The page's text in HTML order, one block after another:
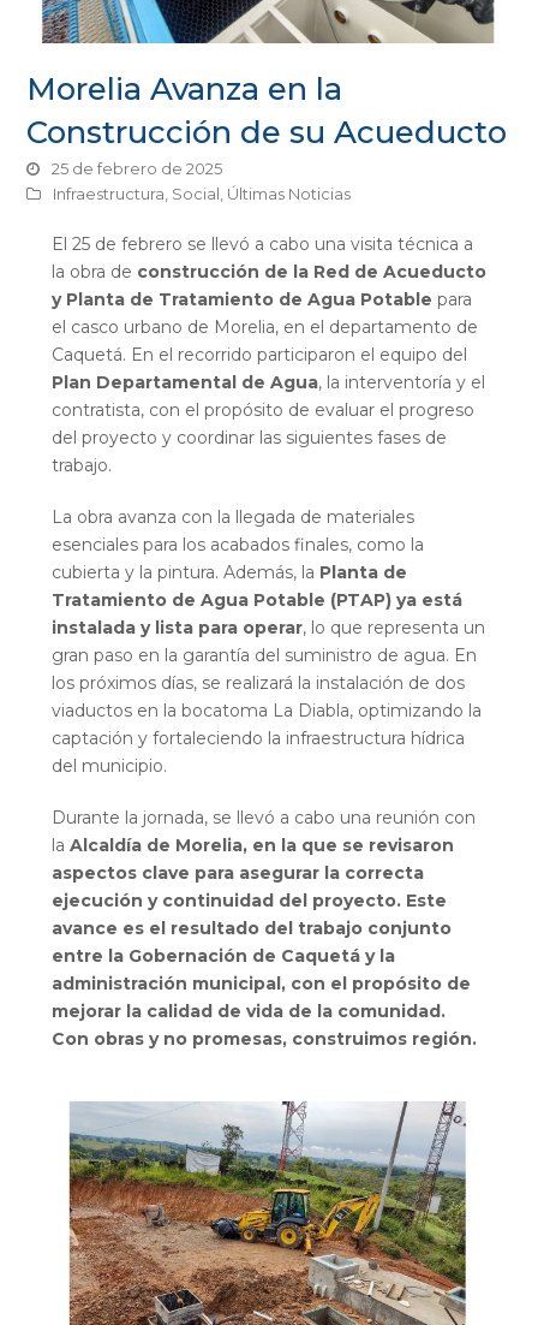
Morelia Avanza en la
Construcción de su Acueducto
25 de febrero de 2025
Infraestructura, Social, Últimas Noticias
El 25 de febrero se llevó a cabo una visita técnica a
la obra de construcción de la Red de Acueducto
y Planta de Tratamiento de Agua Potable para
el casco urbano de Morelia, en el departamento de
Caquetá. En el recorrido participaron el equipo del
Plan Departamental de Agua, la interventoría y el
contratista, con el propósito de evaluar el progreso
del proyecto y coordinar las siguientes fases de
trabajo.
La obra avanza con la llegada de materiales
esenciales para los acabados finales, como la
cubierta y la pintura. Además, la Planta de
Tratamiento de Agua Potable (PTAP) ya está
instalada y lista para operar, lo que representa un
gran paso en la garantía del suministro de agua. En
los próximos días, se realizará la instalación de dos
viaductos en la bocatoma La Diabla, optimizando la
captación y fortaleciendo la infraestructura hídrica
del municipio.
Durante la jornada, se llevó a cabo una reunión con
la Alcaldía de Morelia, en la que se revisaron
aspectos clave para asegurar la correcta
ejecución y continuidad del proyecto. Este
avance es el resultado del trabajo conjunto
entre la Gobernación de Caquetá y la
administración municipal, con el propósito de
mejorar la calidad de vida de la comunidad.
Con obras y no promesas, construimos región.